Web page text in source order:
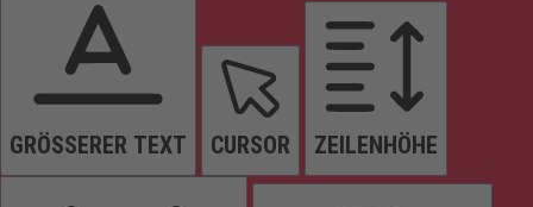
GRÖSSERER TEXT CURSOR ZEILENHÖHE